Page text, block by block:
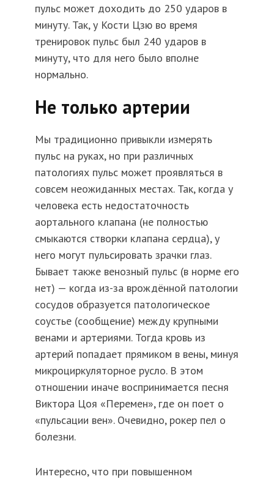
пульс может доходить до 250 ударов в
минуту. Так, у Кости Цзю во время
тренировок пульс был 240 ударов в
минуту, что для него было вполне
нормально.
Не только артерии
Мы традиционно привыкли измерять
пульс на руках, но при различных
патологиях пульс может проявляться в
совсем неожиданных местах. Так, когда у
человека есть недостаточность
аортального клапана (не полностью
смыкаются створки клапана сердца), у
него могут пульсировать зрачки глаз.
Бывает также венозный пульс (в норме его
нет) — когда из-за врождённой патологии
сосудов образуется патологическое
соустье (сообщение) между крупными
венами и артериями. Тогда кровь из
артерий попадает прямиком в вены, минуя
микроциркуляторное русло. В этом
отношении иначе воспринимается песня
Виктора Цоя «Перемен», где он поет о
«пульсации вен». Очевидно, рокер пел о
болезни.
Интересно, что при повышенном